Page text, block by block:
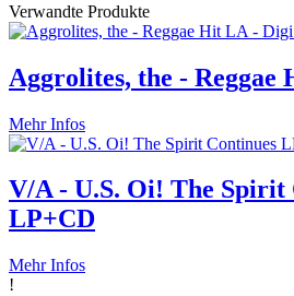
Verwandte Produkte
Aggrolites, the -
Mehr Infos
V/A - U.S. Oi! The Spirit
LP+CD
Mehr Infos
!